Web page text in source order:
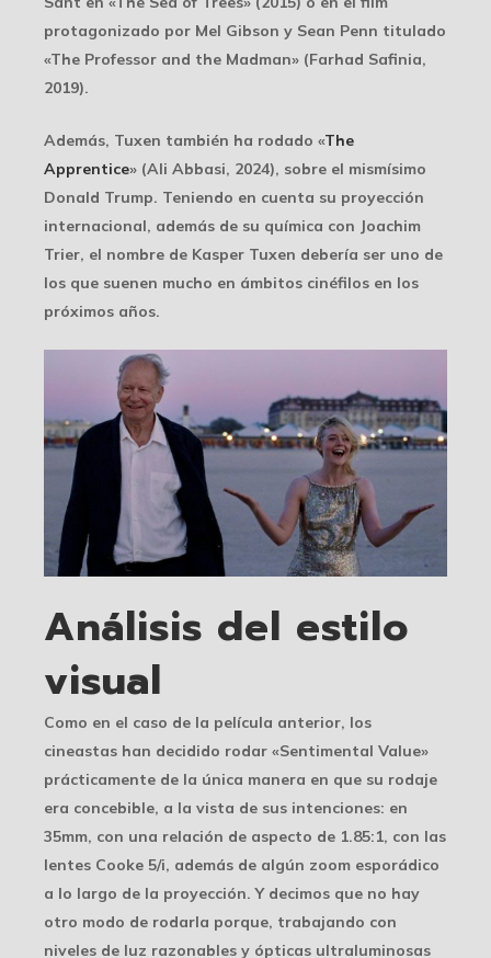
protagonizado por Mel Gibson y Sean Penn titulado
«The Professor and the Madman» (Farhad Safinia,
2019).
Además, Tuxen también ha rodado «The
Apprentice» (Ali Abbasi, 2024), sobre el mismísimo
Donald Trump. Teniendo en cuenta su proyección
internacional, además de su química con Joachim
Trier, el nombre de Kasper Tuxen debería ser uno de
los que suenen mucho en ámbitos cinéfilos en los
próximos años.
Análisis del estilo
visual
Como en el caso de la película anterior, los
cineastas han decidido rodar «Sentimental Value»
prácticamente de la única manera en que su rodaje
era concebible, a la vista de sus intenciones: en
35mm, con una relación de aspecto de 1.85:1, con las
lentes Cooke 5/i, además de algún zoom esporádico
a lo largo de la proyección. Y decimos que no hay
otro modo de rodarla porque, trabajando con
niveles de luz razonables y ópticas ultraluminosas